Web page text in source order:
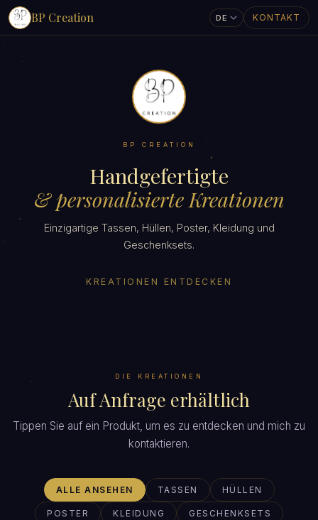
BP Creation KONTAKT
BP CREATION
Handgefertigte
& personalisierte Kreationen
Einzigartige Tassen, Hüllen, Poster, Kleidung und
Geschenksets.
KREATIONEN ENTDECKEN
DIE KREATIONEN
Auf Anfrage erhältlich
Tippen Sie auf ein Produkt, um es zu entdecken und mich zu
kontaktieren.
ALLE ANSEHEN TASSEN HÜLLEN
POSTER KLEIDUNG GESCHENKSETS